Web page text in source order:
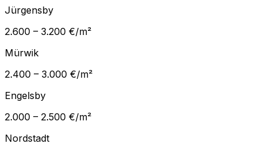
Jürgensby
2.600 – 3.200 €/m²
Mürwik
2.400 – 3.000 €/m²
Engelsby
2.000 – 2.500 €/m²
Nordstadt